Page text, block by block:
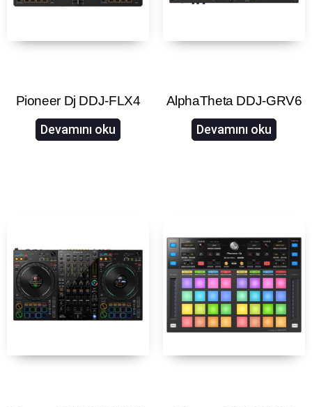
Pioneer Dj DDJ-FLX4
Devamını oku
AlphaTheta DDJ-GRV6
Devamını oku